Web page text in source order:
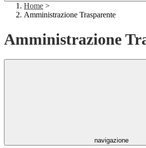
Home >
Amministrazione Trasparente
Amministrazione
navigazione